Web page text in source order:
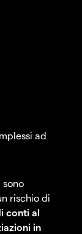
ad
sono
rischio di
conti al
in